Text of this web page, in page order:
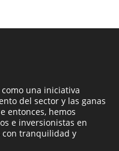
como una iniciativa
del sector y las ganas
entonces, hemos
e inversionistas en
con tranquilidad y